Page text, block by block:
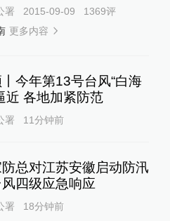
署 2015-09-09 1369评
更多内容
今年第13号台风“白海
近 各地加紧防范
署 11分钟前
防总对江苏安徽启动防汛
风四级应急响应
署 18分钟前